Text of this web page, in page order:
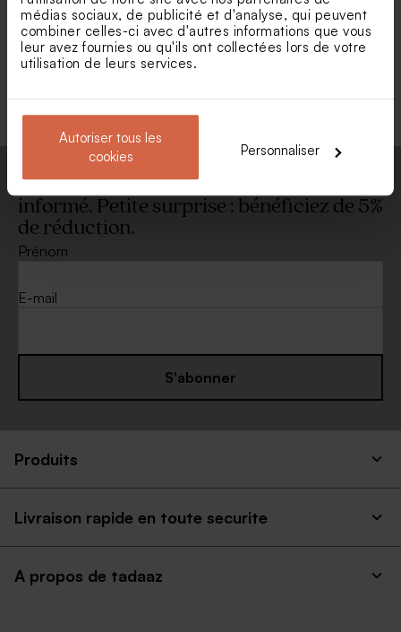
médias sociaux, de publicité et d'analyse, qui peuvent
combiner celles-ci avec d'autres informations que vous
leur avez fournies ou qu'ils ont collectées lors de votre
utilisation de leurs services.
Autoriser tous les
cookies
Personnaliser
séchées
Plaque en bois gravée et
fleurs séchées bohème
Nouveautés
Abonnez-vous à la newsletter et restez
informé. Petite surprise : bénéficiez de 5%
de réduction.
Prénom
E-mail
S'abonner
Produits
Livraison rapide en toute securite
A propos de tadaaz